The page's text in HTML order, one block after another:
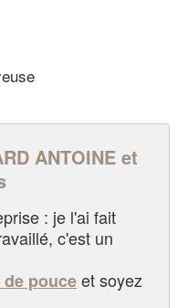
ANTOINE et
: je l'ai fait
c'est un
pouceet soyez